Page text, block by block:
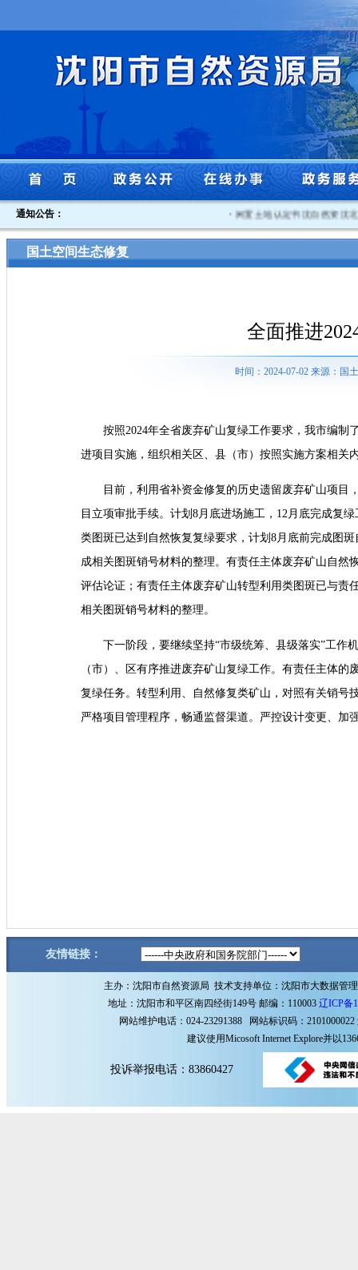
通知公告： 闲置土地认定书沈自然资沈
国土空间生态修复
全面推进
时间：2024-07-02 来源：国
按照2024年全省废弃矿山复绿工作要求，我市编制
进项目实施，组织相关区、县（市）按照实施方案相关
目前，利用省补资金修复的历史遗留废弃矿山项
目立项审批手续。计划8月底进场施工，12月底完成复
类图斑已达到自然恢复复绿要求，计划8月底前完成图
成相关图斑销号材料的整理。有责任主体废弃矿山自然
评估论证；有责任主体废弃矿山转型利用类图斑已与责
相关图斑销号材料的整理。
下一阶段，要继续坚持“市级统筹、县级落实”工作
（市）、区有序推进废弃矿山复绿工作。有责任主体
复绿任务。转型利用、自然修复类矿山，对照有关销号
严格项目管理程序，畅通监督渠道。严控设计变更、加
友情链接：
主办：沈阳市自然资源局 技术支持单位：沈阳市大数据管
地址：沈阳市和平区南四经街149号 邮编：110003 辽ICP备
网站维护电话：024-23291388 网站标识码：2101000022
建议使用Micosoft Internet Explore并以
投诉举报电话：83860427